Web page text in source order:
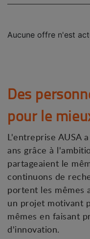
Aucune offre n'est
Des
pour le
L'entreprise AUSA
ans grâce à
partageaient le
continuons de
portent les mêmes
un projet motivant
mêmes en faisant
d'innovation.